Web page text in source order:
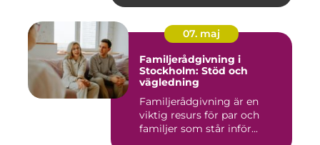
07. maj
Familjerådgivning i
Stockholm: Stöd och
vägledning
Familjerådgivning är en
viktig resurs för par och
familjer som står inför...